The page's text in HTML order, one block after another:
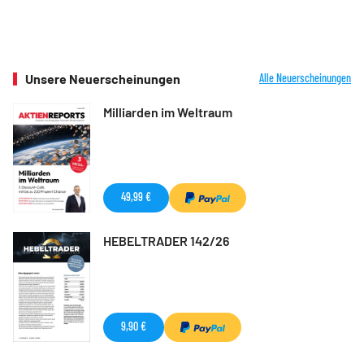
Unsere Neuerscheinungen Alle Neuerscheinungen
Milliarden im Weltraum
49,99 €
HEBELTRADER 142/26
9,90 €